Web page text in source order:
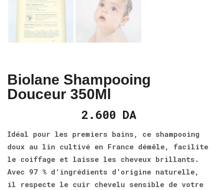
Biolane Shampooing
Douceur 350Ml
2.600 DA
Idéal pour les premiers bains, ce shampooing
doux au lin cultivé en France démêle, facilite
le coiffage et laisse les cheveux brillants.
Avec 97 % d’ingrédients d’origine naturelle,
il respecte le cuir chevelu sensible de votre